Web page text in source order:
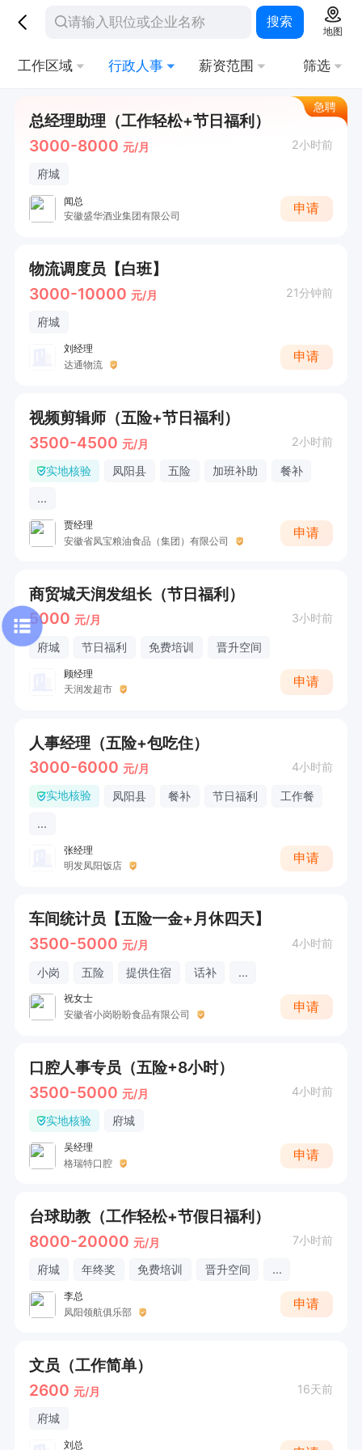
搜索
地图
工作区域 行政人事 薪资范围 筛选
急聘
总经理助理（工作轻松+节日福利）
3000-8000 元/月 2小时前
府城
闻总
安徽盛华酒业集团有限公司
申请
物流调度员【白班】
3000-10000 元/月 21分钟前
府城
刘经理
达通物流
申请
视频剪辑师（五险+节日福利）
3500-4500 元/月 2小时前
实地核验 凤阳县 五险 加班补助
餐补
...
贾经理
安徽省凤宝粮油食品（集团）有限公司
申请
商贸城天润发组长（节日福利）
5000 元/月 3小时前
府城 节日福利 免费培训 晋升空间
顾经理
天润发超市
申请
人事经理（五险+包吃住）
3000-6000 元/月 4小时前
实地核验 凤阳县 餐补 节日福利
工作餐
...
张经理
明发凤阳饭店
申请
车间统计员【五险一金+月休四天】
3500-5000 元/月 4小时前
小岗 五险 提供住宿 话补 ...
祝女士
安徽省小岗盼盼食品有限公司
申请
口腔人事专员（五险+8小时）
3500-5000 元/月 4小时前
实地核验 府城
吴经理
格瑞特口腔
申请
台球助教（工作轻松+节假日福利）
8000-20000 元/月 7小时前
府城 年终奖 免费培训 晋升空间 ...
李总
凤阳领航俱乐部
申请
文员（工作简单）
2600 元/月 16天前
府城
刘总